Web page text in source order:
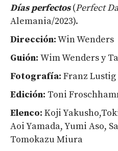
Días perfectos(Perfect
Alemania/2023).
Dirección:Win Wenders
Guión: Wim Wenders y
Fotografía: Franz Lustig
Edición: Toni
Elenco: Koji
Aoi Yamada, Yumi Aso,
Tomokazu Miura